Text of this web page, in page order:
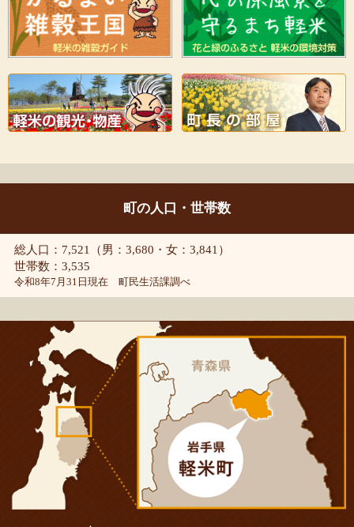
町の人口・世帯数
総人口：7,521（男：3,680・女：3,841）
世帯数：3,535
令和8年7月31日現在 町民生活課調べ